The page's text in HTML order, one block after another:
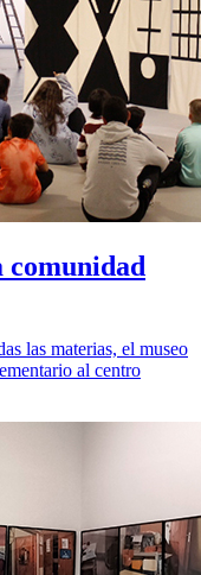
comunidad
las materias, el museo
al centro